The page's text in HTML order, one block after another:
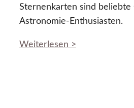
Sternenkarten sind beliebte
Astronomie-Enthusiasten.
Weiterlesen >